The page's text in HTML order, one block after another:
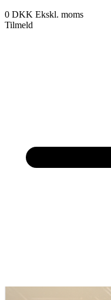
0 DKK Ekskl. moms
Tilmeld